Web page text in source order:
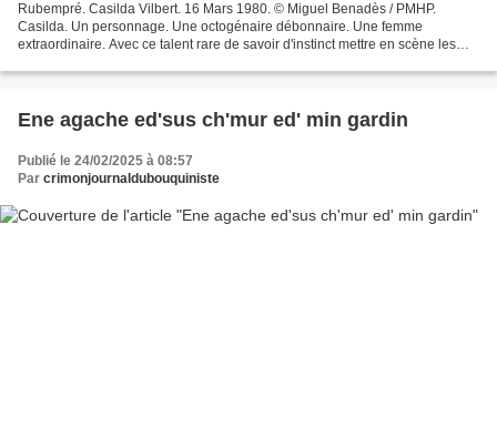
Rubempré. Casilda Vilbert. 16 Mars 1980. © Miguel Benadès / PMHP.
Casilda. Un personnage. Une octogénaire débonnaire. Une femme
extraordinaire. Avec ce talent rare de savoir d'instinct mettre en scène les
Ene agache ed'sus ch'mur ed' min gardin
Publié le 24/02/2025 à 08:57
Par crimonjournaldubouquiniste